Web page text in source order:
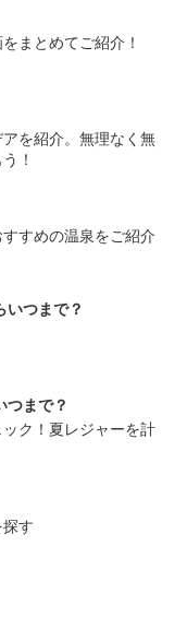
まとめてご紹介！
を紹介。無理なく無
！
すめの温泉をご紹介
いつまで？
つまで？
ク！夏レジャーを計
す